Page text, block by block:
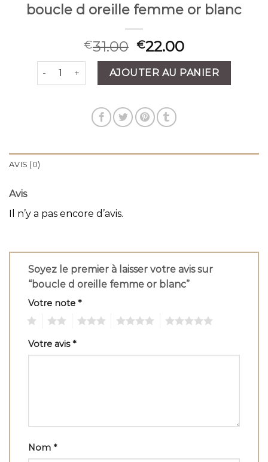
boucle d oreille femme or blanc
€31.00 €22.00
quantité de boucle d oreille femme or blanc
AJOUTER AU PANIER
AVIS (0)
Avis
Il n’y a pas encore d’avis.
Soyez le premier à laisser votre avis sur
“boucle d oreille femme or blanc”
Votre note *
Votre avis*
Nom *